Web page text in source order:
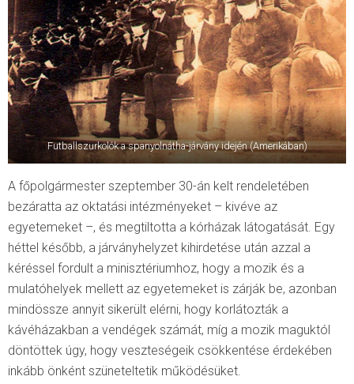
Futballszurkolók a spanyolnátha-járvány idején (Amerikában)
A főpolgármester szeptember 30-án kelt rendeletében
bezáratta az oktatási intézményeket – kivéve az
egyetemeket –, és megtiltotta a kórházak látogatását. Egy
héttel később, a járványhelyzet kihirdetése után azzal a
kéréssel fordult a minisztériumhoz, hogy a mozik és a
mulatóhelyek mellett az egyetemeket is zárják be, azonban
mindössze annyit sikerült elérni, hogy korlátozták a
kávéházakban a vendégek számát, míg a mozik maguktól
döntöttek úgy, hogy veszteségeik csökkentése érdekében
inkább önként szüneteltetik működésüket.